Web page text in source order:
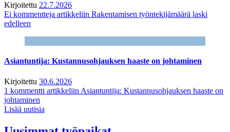
Kirjoitettu 22.7.2026
Ei kommentteja artikkeliin Rakentamisen työntekijämäärä laski
edelleen
Asiantuntija: Kustannusohjauksen haaste on johtaminen
Kirjoitettu 30.6.2026
1 kommentti artikkeliin Asiantuntija: Kustannusohjauksen haaste on
johtaminen
Lisää uutisia